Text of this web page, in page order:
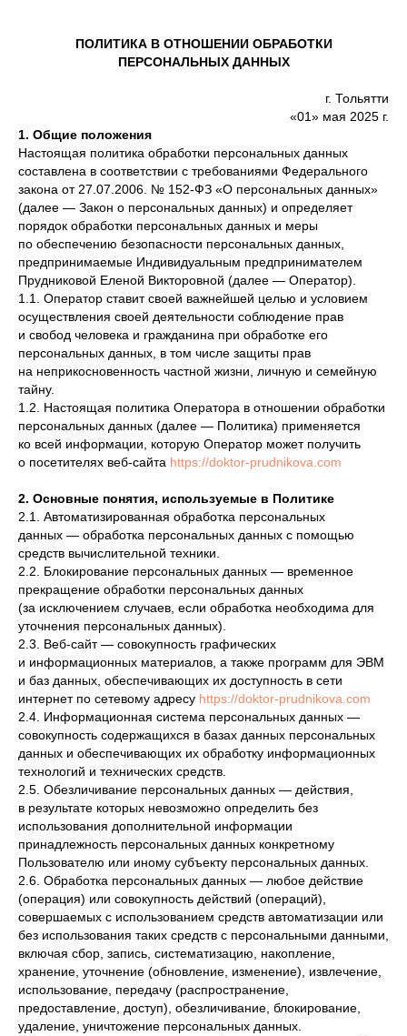
ПОЛИТИКА В ОТНОШЕНИИ ОБРАБОТКИ
ПЕРСОНАЛЬНЫХ ДАННЫХ
г. Тольятти
«01» мая 2025 г.
1. Общие положения
Настоящая политика обработки персональных данных
составлена в соответствии с требованиями Федерального
закона от 27.07.2006. № 152-ФЗ «О персональных данных»
(далее — Закон о персональных данных) и определяет
порядок обработки персональных данных и меры
по обеспечению безопасности персональных данных,
предпринимаемые Индивидуальным предпринимателем
Прудниковой Еленой Викторовной (далее — Оператор).
1.1. Оператор ставит своей важнейшей целью и условием
осуществления своей деятельности соблюдение прав
и свобод человека и гражданина при обработке его
персональных данных, в том числе защиты прав
на неприкосновенность частной жизни, личную и семейную
тайну.
1.2. Настоящая политика Оператора в отношении обработки
персональных данных (далее — Политика) применяется
ко всей информации, которую Оператор может получить
о посетителях веб-сайта https://doktor-prudnikova.com
2. Основные понятия, используемые в Политике
2.1. Автоматизированная обработка персональных
данных — обработка персональных данных с помощью
средств вычислительной техники.
2.2. Блокирование персональных данных — временное
прекращение обработки персональных данных
(за исключением случаев, если обработка необходима для
уточнения персональных данных).
2.3. Веб-сайт — совокупность графических
и информационных материалов, а также программ для ЭВМ
и баз данных, обеспечивающих их доступность в сети
интернет по сетевому адресу https://doktor-prudnikova.com
2.4. Информационная система персональных данных —
совокупность содержащихся в базах данных персональных
данных и обеспечивающих их обработку информационных
технологий и технических средств.
2.5. Обезличивание персональных данных — действия,
в результате которых невозможно определить без
использования дополнительной информации
принадлежность персональных данных конкретному
Пользователю или иному субъекту персональных данных.
2.6. Обработка персональных данных — любое действие
(операция) или совокупность действий (операций),
совершаемых с использованием средств автоматизации или
без использования таких средств с персональными данными,
включая сбор, запись, систематизацию, накопление,
хранение, уточнение (обновление, изменение), извлечение,
использование, передачу (распространение,
предоставление, доступ), обезличивание, блокирование,
удаление, уничтожение персональных данных.